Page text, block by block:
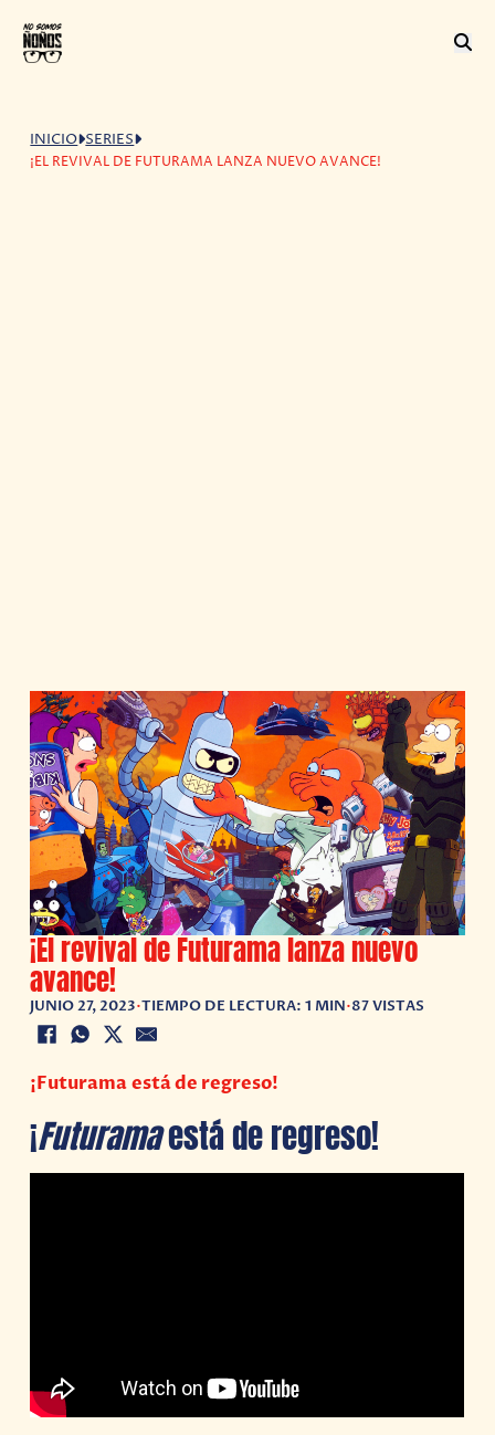
INICIO SERIES
¡EL REVIVAL DE FUTURAMA LANZA NUEVO AVANCE!
¡El revival de Futurama lanza nuevo
avance!
JUNIO 27, 2023•TIEMPO DE LECTURA: 1 MIN•87 VISTAS
¡Futurama está de regreso!
¡Futuramaestá de regreso!